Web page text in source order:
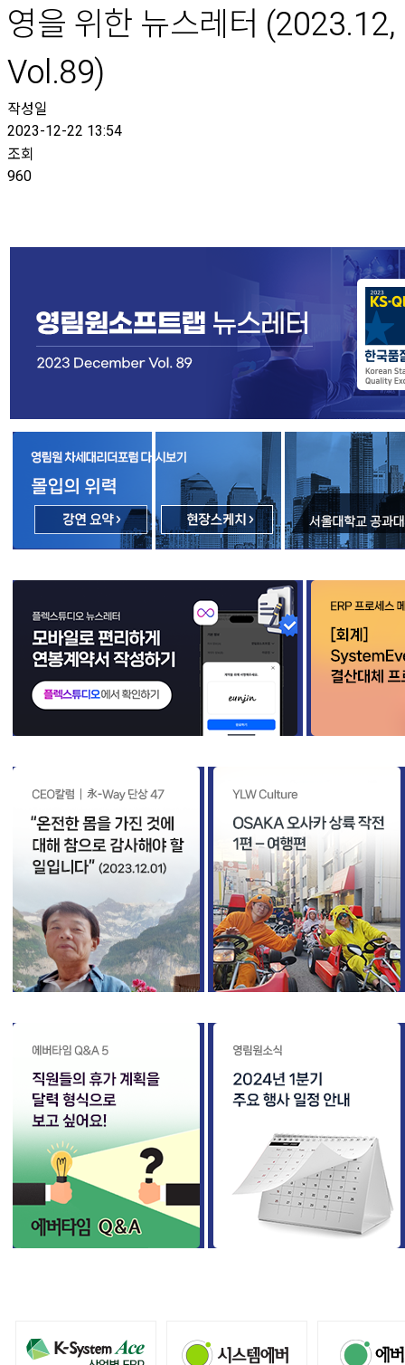
영을 위한 뉴스레터 (2023.12,
Vol.89)
작성일
2023-12-22 13:54
조회
960